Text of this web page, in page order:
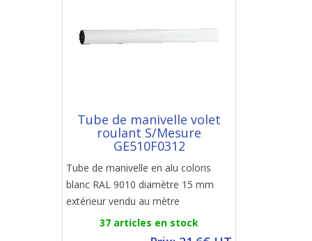
Tube de manivelle volet
roulant S/Mesure
GE510F0312
Tube de manivelle en alu coloris
blanc RAL 9010 diamètre 15 mm
extérieur vendu au mètre
37 articles en stock